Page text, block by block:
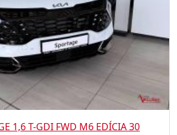
1,6 T-GDI FWD M6 EDÍCIA 30